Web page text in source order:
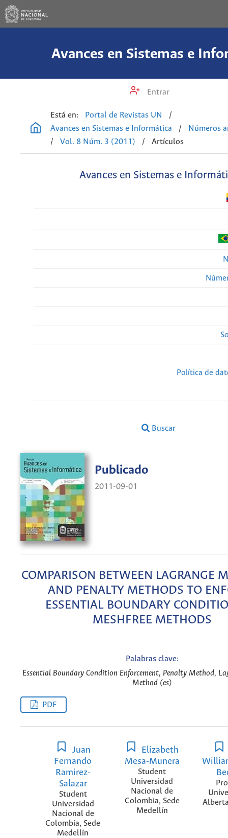
Avances en Sistemas e
Entrar
Está en: Portal de Revistas UN
/
Avances en Sistemas e Informática
/
Números
/
Vol. 8 Núm. 3 (2011) / Artículos
Avances en Sistemas e
Política de
Buscar
Publicado
2011-09-01
COMPARISON BETWEEN LAGRANGE
AND PENALTY METHODS TO
ESSENTIAL BOUNDARY
MESHFREE METHODS
Palabras clave:
Essential Boundary Condition Enforcement, Penalty Method,
Method (es)
PDF
Juan
Fernando
Ramirez-
Salazar
Student
Universidad
Nacional de
Colombia, Sede
Medellín
Elizabeth
Mesa-Munera
Student
Universidad
Nacional de
Colombia, Sede
Medellín